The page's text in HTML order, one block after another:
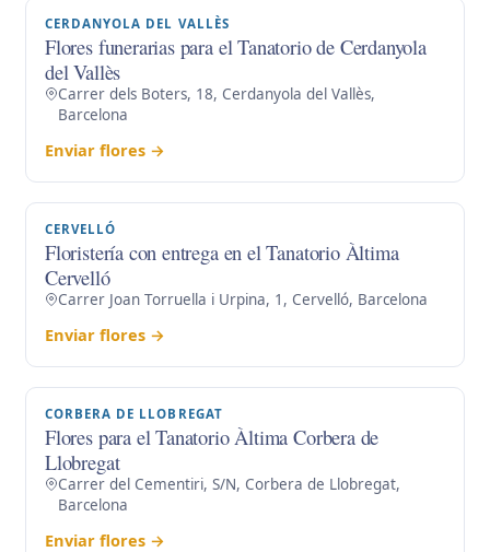
CERDANYOLA DEL VALLÈS
Flores funerarias para el Tanatorio de Cerdanyola
del Vallès
Carrer dels Boters, 18, Cerdanyola del Vallès,
Barcelona
Enviar flores →
CERVELLÓ
Floristería con entrega en el Tanatorio Àltima
Cervelló
Carrer Joan Torruella i Urpina, 1, Cervelló, Barcelona
Enviar flores →
CORBERA DE LLOBREGAT
Flores para el Tanatorio Àltima Corbera de
Llobregat
Carrer del Cementiri, S/N, Corbera de Llobregat,
Barcelona
Enviar flores →